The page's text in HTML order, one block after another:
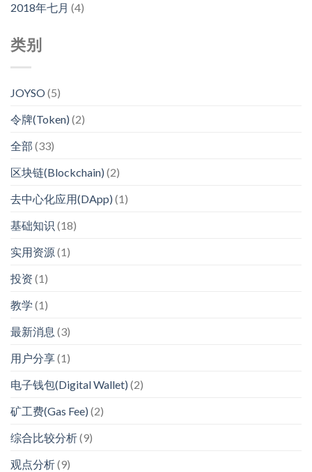
2018年七月 (4)
类别
JOYSO(5)
令牌(Token) (2)
全部 (33)
区块链(Blockchain) (2)
去中心化应用(DApp) (1)
基础知识 (18)
实用资源(1)
投资 (1)
教学 (1)
最新消息 (3)
用户分享(1)
电子钱包(Digital Wallet) (2)
矿工费(Gas Fee) (2)
综合比较分析(9)
观点分析(9)